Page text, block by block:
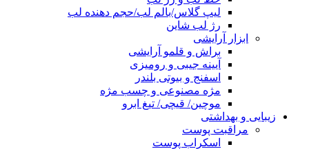
لیپ گلاس/بالم لب/حجم دهنده لب
رژ لب شاین
ابزار آرایشی
براش و قلمو آرایشی
آیینه جیبی و رومیزی
اسفنج و بیوتی بلندر
مژه مصنوعی و چسب مژه
موچین/ قیچی/ تیغ ابرو
زیبایی و بهداشتی
مراقبت پوست
اسکراب پوست